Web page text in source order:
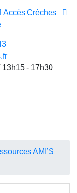
Accès Crèches
- 17h30
AMI’S